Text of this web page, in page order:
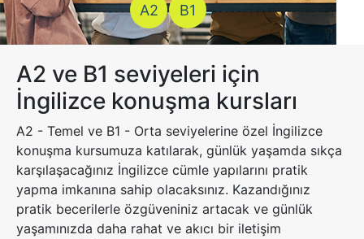
A2 B1
A2 ve B1 seviyeleri için
İngilizce konuşma kursları
A2 - Temel ve B1 - Orta seviyelerine özel İngilizce
konuşma kursumuza katılarak, günlük yaşamda sıkça
karşılaşacağınız İngilizce cümle yapılarını pratik
yapma imkanına sahip olacaksınız. Kazandığınız
pratik becerilerle özgüveniniz artacak ve günlük
yaşamınızda daha rahat ve akıcı bir iletişim